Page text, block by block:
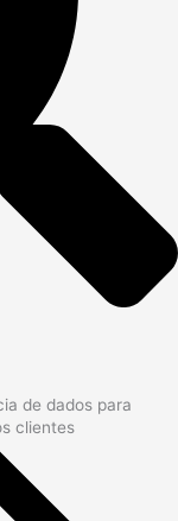
de dados para
clientes